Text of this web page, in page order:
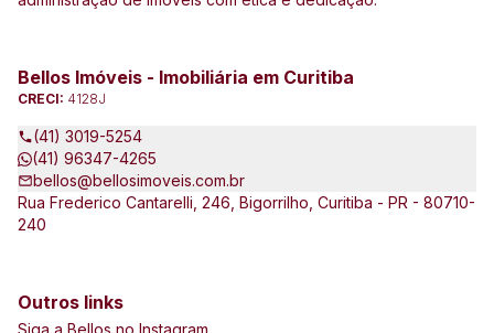
Bellos Imóveis - Imobiliária em Curitiba
CRECI: 4128J
(41) 3019-5254
(41) 96347-4265
bellos@bellosimoveis.com.br
Rua Frederico Cantarelli, 246, Bigorrilho, Curitiba - PR - 80710-
240
Outros links
Siga a Bellos no Instagram